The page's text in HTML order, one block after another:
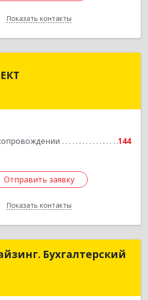
Показать контакты
Назад
144
Отправить заявку
Показать контакты
Отправить заявку
Назад
Бухгалтерский
Бухгалтерский